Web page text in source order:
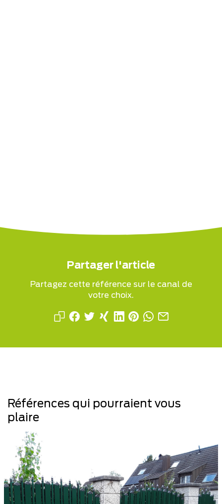
Partager l'article
Partagez cette référence sur le canal de
votre choix.
Références qui pourraient vous
plaire